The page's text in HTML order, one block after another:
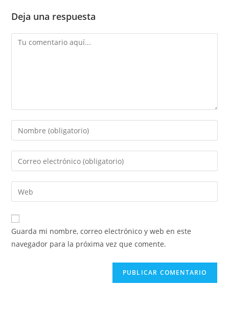
Deja una respuesta
Guarda mi nombre, correo electrónico y web en este
navegador para la próxima vez que comente.